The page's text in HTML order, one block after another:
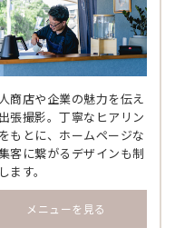
商店や企業の魅力を伝え
張撮影。丁寧なヒアリン
もとに、ホームページな
客に繋がるデザインも制
ます。
メニューを見る